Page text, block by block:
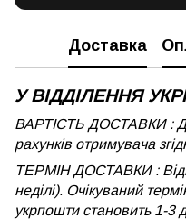
Доставка
У ВІДДІЛЕННЯ
ВАРТІСТЬ ДОСТАВКИ :
рахунків отримувача
ТЕРМІН ДОСТАВКИ :
неділі). Очікуваний
укрпошти становить 1-3